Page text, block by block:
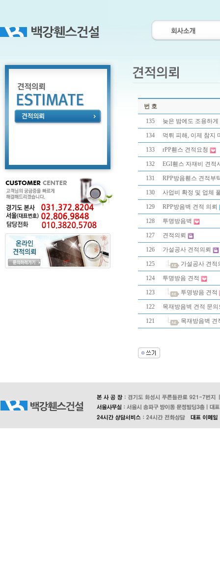
번 호
135 늦은 밤에도 조용하
134 먹튀 피해, 이제 참지
133 rPP휀스 견적요청
132 EGI휀스 자재비 견적
131 RPP방음휀스 견적부
130 사업비 확정 및 업체
129 RPP방음벽 견적 의뢰
128 투명방음벽
127 견적의뢰
126 가설공사 견적의뢰
125 가설공사 견적
124 투명방음 견적
123 투명방음 견적
122 목재방음벽 견적 문
121 목재방음벽 견